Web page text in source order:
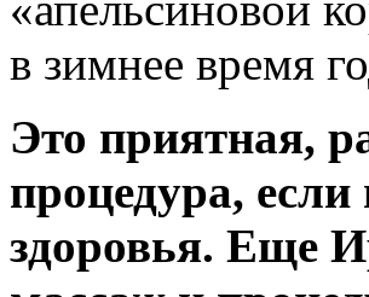
в зимнее время
Это приятная,
процедура,
здоровья. Еще